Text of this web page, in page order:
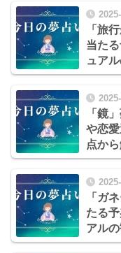
「旅
当た
ュア
「鏡
や恋
点か
「ガ
たる
アル